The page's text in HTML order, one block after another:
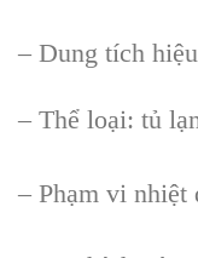
– Dung tích hi
– Thể loại: tủ
– Phạm vi nhiệt